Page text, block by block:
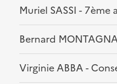
Muriel SASSI -
Bernard
Virginie ABBA -